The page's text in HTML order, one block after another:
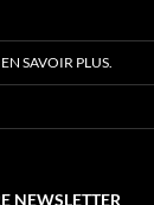
SAVOIR PLUS.
NEWSLETTER